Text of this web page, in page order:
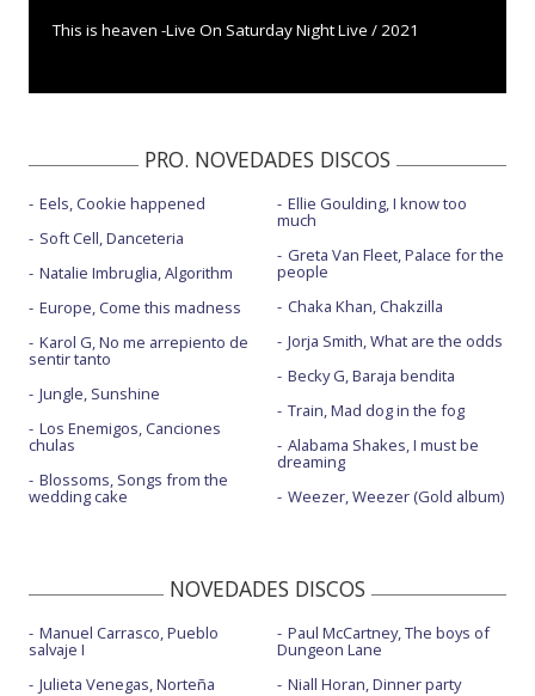
This is heaven -Live On Saturday Night Live / 2021
PRO. NOVEDADES DISCOS
Eels, Cookie happened
Soft Cell, Danceteria
Natalie Imbruglia, Algorithm
Europe, Come this madness
Karol G, No me arrepiento de
sentir tanto
Jungle, Sunshine
Los Enemigos, Canciones
chulas
Blossoms, Songs from the
wedding cake
Ellie Goulding, I know too
much
Greta Van Fleet, Palace for the
people
Chaka Khan, Chakzilla
Jorja Smith, What are the odds
Becky G, Baraja bendita
Train, Mad dog in the fog
Alabama Shakes, I must be
dreaming
Weezer, Weezer (Gold album)
NOVEDADES DISCOS
Manuel Carrasco, Pueblo
salvaje I
Julieta Venegas, Norteña
Paul McCartney, The boys of
Dungeon Lane
Niall Horan, Dinner party